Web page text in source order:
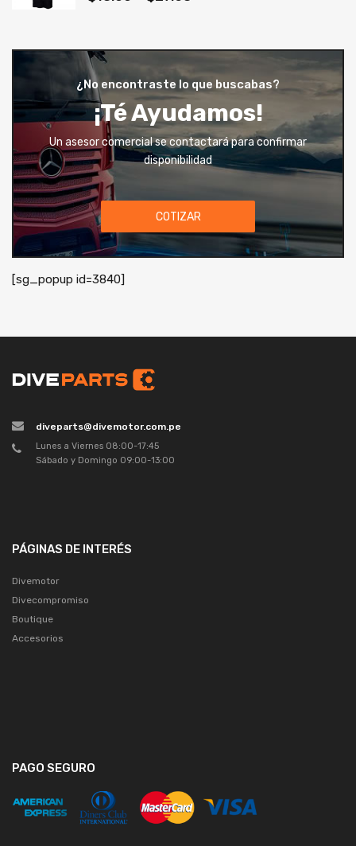
¿No encontraste lo que buscabas?
¡Té Ayudamos!
Un asesor comercial se contactará para confirmar
disponibilidad
COTIZAR
[sg_popup id=3840]
diveparts@divemotor.com.pe
Lunes a Viernes 08:00-17:45
Sábado y Domingo 09:00-13:00
PÁGINAS DE INTERÉS
Divemotor
Divecompromiso
Boutique
Accesorios
PAGO SEGURO